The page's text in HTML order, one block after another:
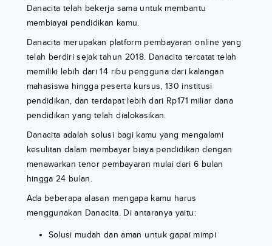
Danacita telah bekerja sama untuk membantu
membiayai pendidikan kamu.
Danacita merupakan platform pembayaran online yang
telah berdiri sejak tahun 2018. Danacita tercatat telah
memiliki lebih dari 14 ribu pengguna dari kalangan
mahasiswa hingga peserta kursus, 130 institusi
pendidikan, dan terdapat lebih dari Rp171 miliar dana
pendidikan yang telah dialokasikan.
Danacita adalah solusi bagi kamu yang mengalami
kesulitan dalam membayar biaya pendidikan dengan
menawarkan tenor pembayaran mulai dari 6 bulan
hingga 24 bulan.
Ada beberapa alasan mengapa kamu harus
menggunakan Danacita. Di antaranya yaitu:
Solusi mudah dan aman untuk gapai mimpi